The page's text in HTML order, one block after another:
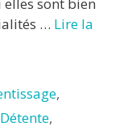
… Lire la
,
Détente,